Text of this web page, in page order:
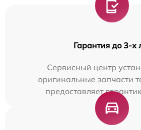
Гарантия до 3-х
Сервисный центр
оригинальные запчасти
предоставляет